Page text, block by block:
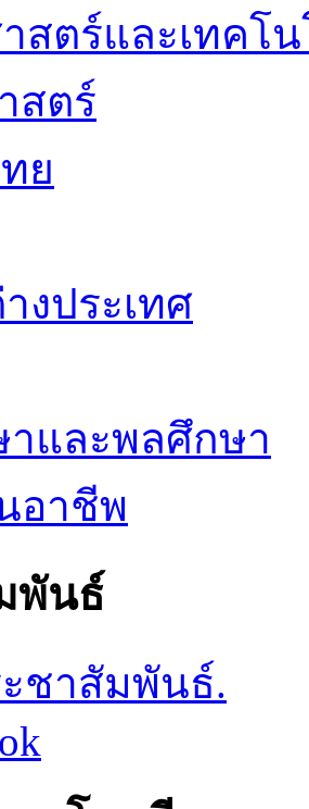
สตร์และเทคโ
สตร์
ย
งประเทศ
และพลศึกษา
อาชีพ
พันธ์
ชาสัมพันธ์.